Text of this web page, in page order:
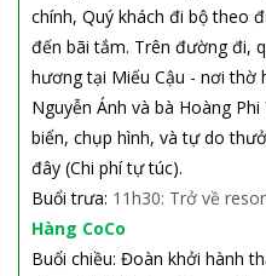
chính, Quý khách đi bộ theo
đến bãi tắm. Trên đường đi,
hương tại Miếu Cậu - nơi thờ
Nguyễn Ánh và bà Hoàng
biển, chụp hình, và tự do
đây (Chi phí tự túc).
Buổi trưa: 11h30: Trở về
Hàng CoCo
Buổi chiều: Đoàn khởi hành